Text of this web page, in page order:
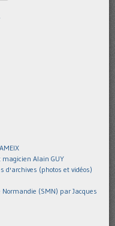
Alain GUY
d'archives (photos et vidéos)
(SMN) par Jacques